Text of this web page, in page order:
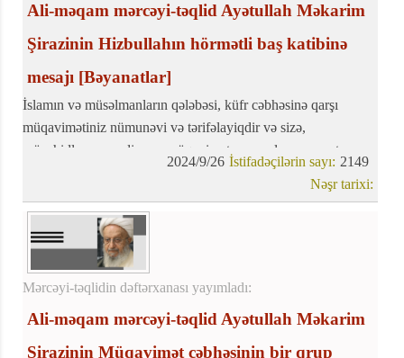
Ali-məqam mərcəyi-təqlid Ayətullah Məkarim
Şirazinin Hizbullahın hörmətli baş katibinə
mesajı [Bəyanatlar]
İslamın və müsəlmanların qələbəsi, küfr cəbhəsinə qarşı
müqavimətiniz nümunəvi və tərifəlayiqdir və sizə,
mücahidlərə və o diyarın müqavimət və məzlum camaatına
2149
İstifadəçilərin sayı:
2024/9/26
Nəşr tarixi:
Mərcəyi-təqlidin dəftərxanası yayımladı:
Ali-məqam mərcəyi-təqlid Ayətullah Məkarim
Şirazinin Müqavimət cəbhəsinin bir qrup